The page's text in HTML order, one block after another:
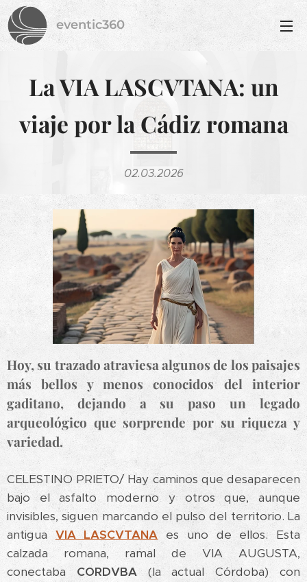
eventic360
La VIA LASCVTANA: un
viaje por la Cádiz romana
02.03.2026
Hoy, su trazado atraviesa algunos de los paisajes
más bellos y menos conocidos del interior
gaditano, dejando a su paso un legado
arqueológico que sorprende por su riqueza y
variedad.
CELESTINO PRIETO/ Hay caminos que desaparecen
bajo el asfalto moderno y otros que, aunque
invisibles, siguen marcando el pulso del territorio. La
antigua VIA LASCVTANA es uno de ellos. Esta
calzada romana, ramal de VIA AUGUSTA,
conectaba CORDVBA(la actual Córdoba) con